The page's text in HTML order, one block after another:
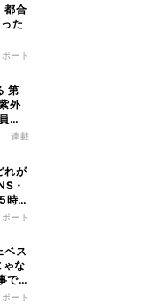
都合
た
ポート
第
外
理由
連載
れが
・
時間
ポート
ベス
ゃな
で
話
ポート